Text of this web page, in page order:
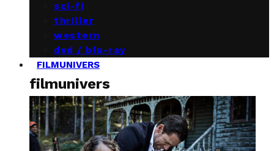
sci-fi
thriller
western
dvd / blu-ray
FILMUNIVERS
filmunivers